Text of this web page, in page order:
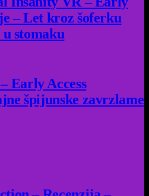
– Let kroz šoferku
stomaku
Early Access
špijunske zavrzlame